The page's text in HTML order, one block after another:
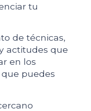
tu
de técnicas,
actitudes que
en los
puedes